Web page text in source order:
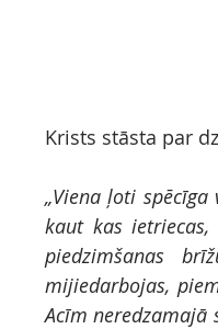
Krists stāsta par
„Viena ļoti
kaut kas
piedzimšanas
mijiedarbojas,
Acīm neredzamajā